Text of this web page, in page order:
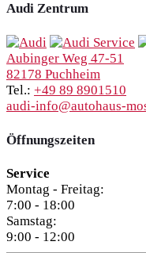
Audi Zentrum
Aubinger Weg 47-51
82178 Puchheim
Tel.: +49 89 8901510
audi-info@autohaus-
Öffnungszeiten
Service
Montag - Freitag:
7:00 - 18:00
Samstag:
9:00 - 12:00